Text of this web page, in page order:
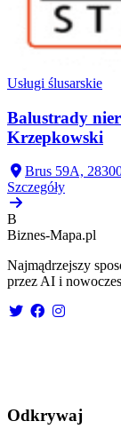
Usługi ślusarskie
Balustrady
Krzepkowski
Brus 59A,
Szczegóły
B
Biznes-Mapa.pl
Najmądrzejszy
przez AI i
Odkrywaj